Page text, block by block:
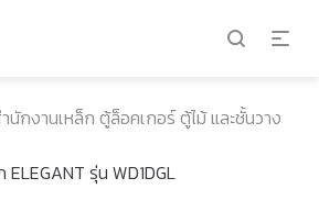
นักงานเหล็ก ตู้ล็อคเกอร์ ตู้ไม้ และชั้นวาง
รุ่น WD1DGL